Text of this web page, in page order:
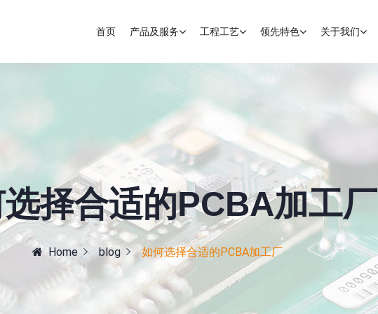
首页 产品及服务 工程工艺 领先特色 关于我们
择合适的PCBA加工厂
Home blog 如何选择合适的PCBA加工厂